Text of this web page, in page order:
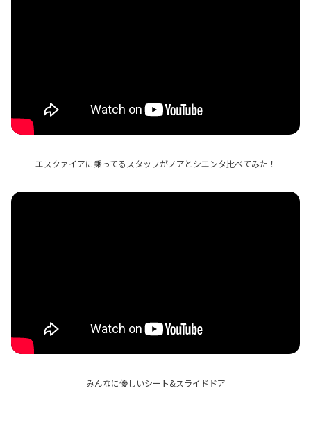
エスクァイアに乗ってるスタッフがノアとシエンタ比べてみた！
みんなに優しいシート&スライドドア